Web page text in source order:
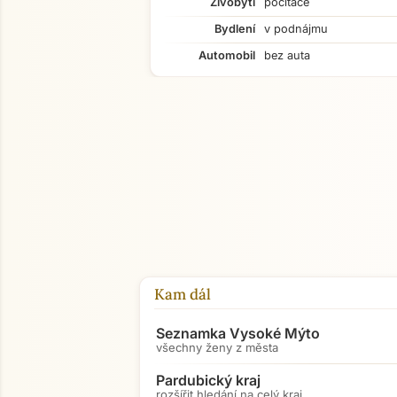
Bydlení
v podnájmu
Automobil
bez auta
Kam dál
Seznamka Vysoké Mýto
všechny ženy z města
Pardubický kraj